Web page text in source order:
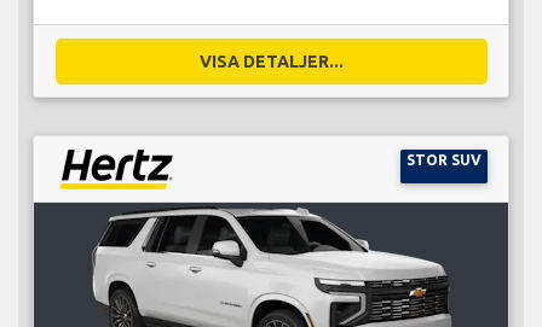
VISA DETALJER...
STOR SUV